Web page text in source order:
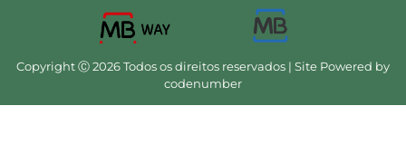
Copyright Ⓒ 2026 Todos os direitos reservados | Site Powered by
codenumber